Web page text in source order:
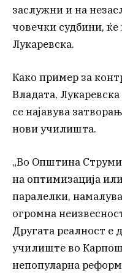
заслужни и на
човечки судбини,
Лукаревска.
Како пример за
Владата,
се најавува
нови училишта.
„Во Општина
на оптимизација
паралелки,
огромна
Другата реалност е
училиште во
непопуларна